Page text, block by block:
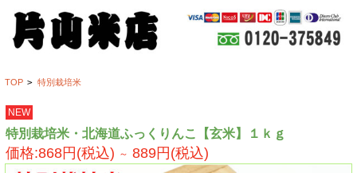
TOP > 特別栽培米
NEW
特別栽培米・北海道ふっくりんこ【玄米】１ｋｇ
価格:868円(税込) ～ 889円(税込)